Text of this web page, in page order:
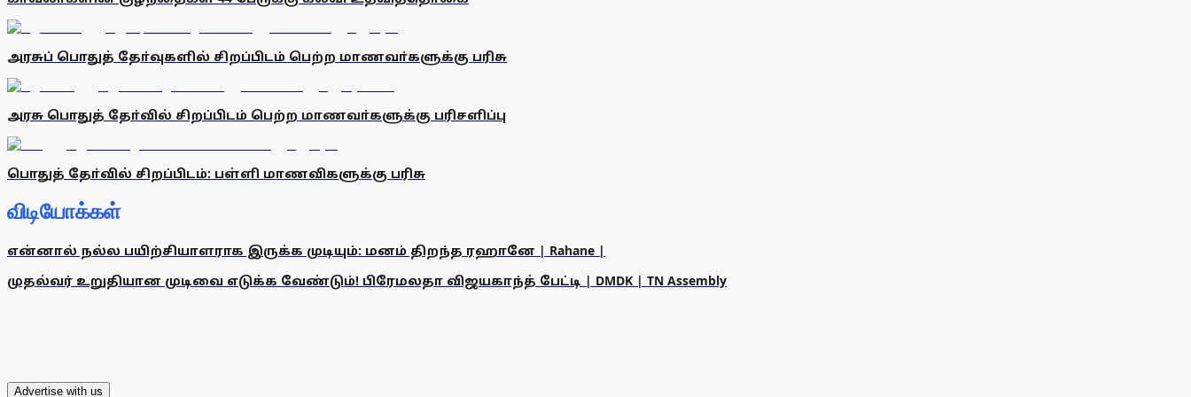
அரசுப் பொதுத் தோ்வுகளில் சிறப்பிடம் பெற்ற மாணவா்களுக்கு பரிசு
அரசு பொதுத் தோ்வில் சிறப்பிடம் பெற்ற மாணவா்களுக்கு பரிசளிப்பு
பொதுத் தோ்வில் சிறப்பிடம்: பள்ளி மாணவிகளுக்கு பரிசு
விடியோக்கள்
என்னால் நல்ல பயிற்சியாளராக இருக்க முடியும்: மனம் திறந்த ரஹானே | Rahane |
முதல்வர் உறுதியான முடிவை எடுக்க வேண்டும்! பிரேமலதா விஜயகாந்த் பேட்டி | DMDK | TN Assembly
Advertise with us